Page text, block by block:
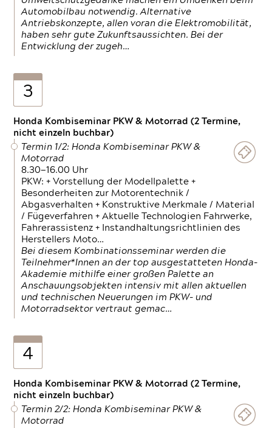
Automobilbau notwendig. Alternative
Antriebskonzepte, allen voran die Elektromobilität,
haben sehr gute Zukunftsaussichten. Bei der
Entwicklung der zugeh…
3
Honda Kombiseminar PKW & Motorrad (2 Termine,
nicht einzeln buchbar)
Termin 1/2: Honda Kombiseminar PKW &
Motorrad
8.30—16.00 Uhr
PKW: + Vorstellung der Modellpalette +
Besonderheiten zur Motorentechnik /
Abgasverhalten + Konstruktive Merkmale / Material
/ Fügeverfahren + Aktuelle Technologien Fahrwerke,
Fahrerassistenz + Instandhaltungsrichtlinien des
Herstellers Moto…
Bei diesem Kombinationsseminar werden die
Teilnehmer*Innen an der top ausgestatteten Honda-
Akademie mithilfe einer großen Palette an
Anschauungsobjekten intensiv mit allen aktuellen
und technischen Neuerungen im PKW- und
Motorradsektor vertraut gemac…
4
Honda Kombiseminar PKW & Motorrad (2 Termine,
nicht einzeln buchbar)
Termin 2/2: Honda Kombiseminar PKW &
Motorrad